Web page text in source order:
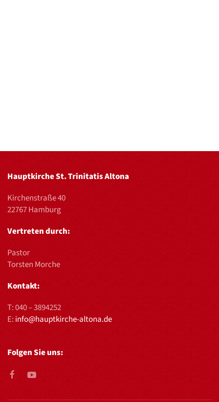
Hauptkirche St. Trinitatis Altona
Kirchenstraße 40
22767 Hamburg
Vertreten durch:
Pastor
Torsten Morche
Kontakt:
T:040 – 3894252
E: info@hauptkirche-altona.de
Folgen Sie uns: